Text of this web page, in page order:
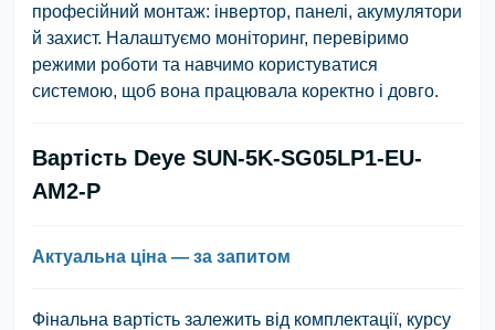
професійний монтаж: інвертор, панелі, акумулятори
й захист. Налаштуємо моніторинг, перевіримо
режими роботи та навчимо користуватися
системою, щоб вона працювала коректно і довго.
Вартість Deye SUN-5K-SG05LP1-EU-
AM2-P
Актуальна ціна — за запитом
Фінальна вартість залежить від комплектації, курсу